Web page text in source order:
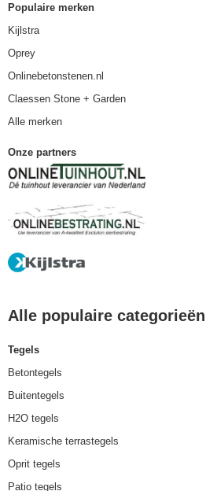
Populaire merken
Kijlstra
Oprey
Onlinebetonstenen.nl
Claessen Stone + Garden
Alle merken
Onze partners
Alle populaire categorieën
Tegels
Betontegels
Buitentegels
H2O tegels
Keramische terrastegels
Oprit tegels
Patio tegels